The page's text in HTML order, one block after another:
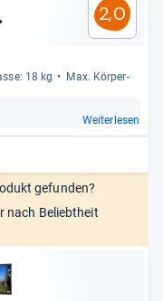
2,0
18 kg
Max. Kör­per­
Weiterlesen
gefunden?
nach Beliebtheit